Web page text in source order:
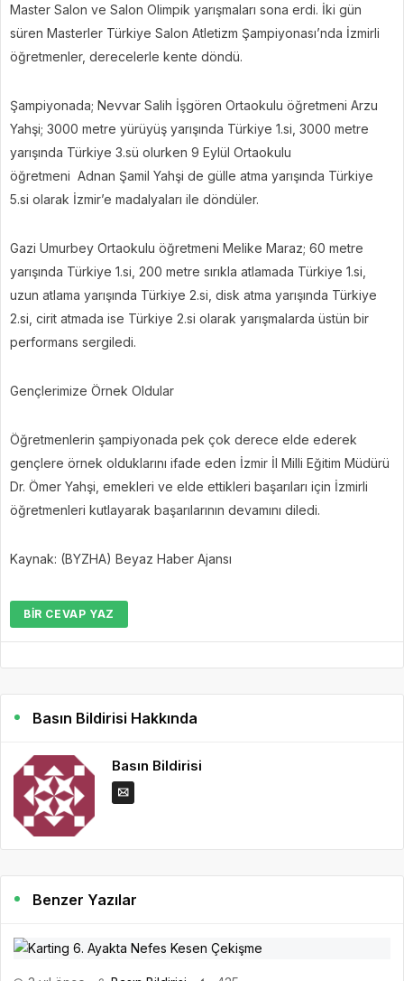
Master Salon ve Salon Olimpik yarışmaları sona erdi. İki gün
süren Masterler Türkiye Salon Atletizm Şampiyonası’nda İzmirli
öğretmenler, derecelerle kente döndü.
Şampiyonada; Nevvar Salih İşgören Ortaokulu öğretmeni Arzu
Yahşi; 3000 metre yürüyüş yarışında Türkiye 1.si, 3000 metre
yarışında Türkiye 3.sü olurken 9 Eylül Ortaokulu
öğretmeni Adnan Şamil Yahşi de gülle atma yarışında Türkiye
5.si olarak İzmir’e madalyaları ile döndüler.
Gazi Umurbey Ortaokulu öğretmeni Melike Maraz; 60 metre
yarışında Türkiye 1.si, 200 metre sırıkla atlamada Türkiye 1.si,
uzun atlama yarışında Türkiye 2.si, disk atma yarışında Türkiye
2.si, cirit atmada ise Türkiye 2.si olarak yarışmalarda üstün bir
performans sergiledi.
Gençlerimize Örnek Oldular
Öğretmenlerin şampiyonada pek çok derece elde ederek
gençlere örnek olduklarını ifade eden İzmir İl Milli Eğitim Müdürü
Dr. Ömer Yahşi, emekleri ve elde ettikleri başarıları için İzmirli
öğretmenleri kutlayarak başarılarının devamını diledi.
Kaynak: (BYZHA) Beyaz Haber Ajansı
BIR CEVAP YAZ
Basın Bildirisi Hakkında
Basın Bildirisi
Benzer Yazılar